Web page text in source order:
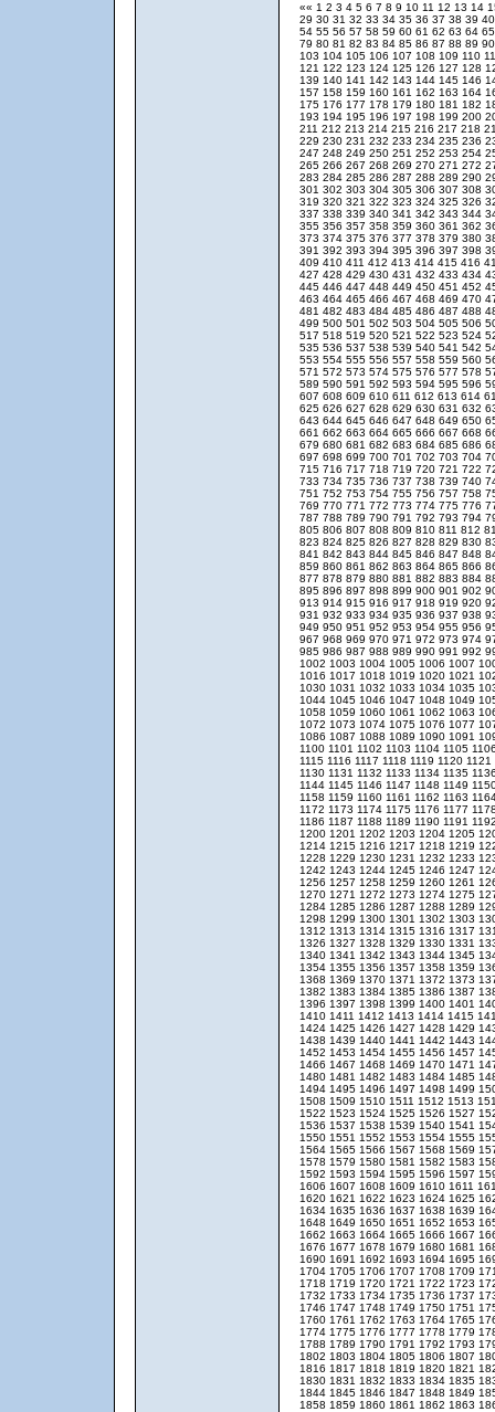
«« 1 2 3 4 5 6 7 8 9 10 11 12 13 14
29 30 31 32 33 34 35 36 37 38 39
54 55 56 57 58 59 60 61 62 63 64
79 80 81 82 83 84 85 86 87 88 89
103 104 105 106 107 108 109 110
121 122 123 124 125 126 127 128
139 140 141 142 143 144 145 146
157 158 159 160 161 162 163 164
175 176 177 178 179 180 181 182
193 194 195 196 197 198 199 200
211 212 213 214 215 216 217 218
229 230 231 232 233 234 235 236
247 248 249 250 251 252 253 254
265 266 267 268 269 270 271 272
283 284 285 286 287 288 289 290
301 302 303 304 305 306 307 308
319 320 321 322 323 324 325 326
337 338 339 340 341 342 343 344
355 356 357 358 359 360 361 362
373 374 375 376 377 378 379 380
391 392 393 394 395 396 397 398
409 410 411 412 413 414 415 416
427 428 429 430 431 432 433 434
445 446 447 448 449 450 451 452
463 464 465 466 467 468 469 470
481 482 483 484 485 486 487 488
499 500 501 502 503 504 505 506
517 518 519 520 521 522 523 524
535 536 537 538 539 540 541 542
553 554 555 556 557 558 559 560
571 572 573 574 575 576 577 578
589 590 591 592 593 594 595 596
607 608 609 610 611 612 613 614
625 626 627 628 629 630 631 632
643 644 645 646 647 648 649 650
661 662 663 664 665 666 667 668
679 680 681 682 683 684 685 686
697 698 699 700 701 702 703 704
715 716 717 718 719 720 721 722
733 734 735 736 737 738 739 740
751 752 753 754 755 756 757 758
769 770 771 772 773 774 775 776
787 788 789 790 791 792 793 794
805 806 807 808 809 810 811 812
823 824 825 826 827 828 829 830
841 842 843 844 845 846 847 848
859 860 861 862 863 864 865 866
877 878 879 880 881 882 883 884
895 896 897 898 899 900 901 902
913 914 915 916 917 918 919 920
931 932 933 934 935 936 937 938
949 950 951 952 953 954 955 956
967 968 969 970 971 972 973 974
985 986 987 988 989 990 991 992
1002 1003 1004 1005 1006 1007
1016 1017 1018 1019 1020 1021
1030 1031 1032 1033 1034 1035
1044 1045 1046 1047 1048 1049
1058 1059 1060 1061 1062 1063
1072 1073 1074 1075 1076 1077
1086 1087 1088 1089 1090 1091
1100 1101 1102 1103 1104 1105
1115 1116 1117 1118 1119 1120 1121
1130 1131 1132 1133 1134 1135
1144 1145 1146 1147 1148 1149
1158 1159 1160 1161 1162 1163
1172 1173 1174 1175 1176 1177
1186 1187 1188 1189 1190 1191
1200 1201 1202 1203 1204 1205
1214 1215 1216 1217 1218 1219
1228 1229 1230 1231 1232 1233
1242 1243 1244 1245 1246 1247
1256 1257 1258 1259 1260 1261
1270 1271 1272 1273 1274 1275
1284 1285 1286 1287 1288 1289
1298 1299 1300 1301 1302 1303
1312 1313 1314 1315 1316 1317
1326 1327 1328 1329 1330 1331
1340 1341 1342 1343 1344 1345
1354 1355 1356 1357 1358 1359
1368 1369 1370 1371 1372 1373
1382 1383 1384 1385 1386 1387
1396 1397 1398 1399 1400 1401
1410 1411 1412 1413 1414 1415
1424 1425 1426 1427 1428 1429
1438 1439 1440 1441 1442 1443
1452 1453 1454 1455 1456 1457
1466 1467 1468 1469 1470 1471
1480 1481 1482 1483 1484 1485
1494 1495 1496 1497 1498 1499
1508 1509 1510 1511 1512 1513
1522 1523 1524 1525 1526 1527
1536 1537 1538 1539 1540 1541
1550 1551 1552 1553 1554 1555
1564 1565 1566 1567 1568 1569
1578 1579 1580 1581 1582 1583
1592 1593 1594 1595 1596 1597
1606 1607 1608 1609 1610 1611
1620 1621 1622 1623 1624 1625
1634 1635 1636 1637 1638 1639
1648 1649 1650 1651 1652 1653
1662 1663 1664 1665 1666 1667
1676 1677 1678 1679 1680 1681
1690 1691 1692 1693 1694 1695
1704 1705 1706 1707 1708 1709
1718 1719 1720 1721 1722 1723
1732 1733 1734 1735 1736 1737
1746 1747 1748 1749 1750 1751
1760 1761 1762 1763 1764 1765
1774 1775 1776 1777 1778 1779
1788 1789 1790 1791 1792 1793
1802 1803 1804 1805 1806 1807
1816 1817 1818 1819 1820 1821
1830 1831 1832 1833 1834 1835
1844 1845 1846 1847 1848 1849
1858 1859 1860 1861 1862 1863